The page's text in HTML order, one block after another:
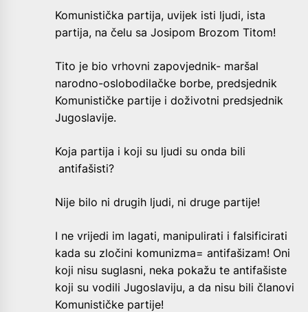
Komunistička partija, uvijek isti ljudi, ista
partija, na čelu sa Josipom Brozom Titom!
Tito je bio vrhovni zapovjednik- maršal
narodno-oslobodilačke borbe, predsjednik
Komunističke partije i doživotni predsjednik
Jugoslavije.
Koja partija i koji su ljudi su onda bili
antifašisti?
Nije bilo ni drugih ljudi, ni druge partije!
I ne vrijedi im lagati, manipulirati i falsificirati
kada su zločini komunizma= antifašizam! Oni
koji nisu suglasni, neka pokažu te antifašiste
koji su vodili Jugoslaviju, a da nisu bili članovi
Komunističke partije!